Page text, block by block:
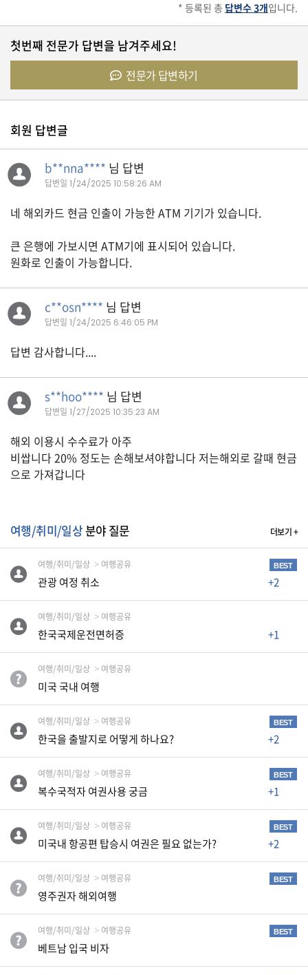
테
크
학/
건
취
미/
상
자
동
택
서
비
전
가
럼
미
활
TIP
질
문
하
기
공
지
* 등록된 총 답변수 3개입니다.
첫번째 전문가 답변을 남겨주세요!
전문가 답변하기
회원 답변글
b**nna**** 님 답변
답변일 1/24/2025 10:58:26 AM
네 해외카드 현금 인출이 가능한 ATM 기기가 있습니다.
큰 은행에 가보시면 ATM기에 표시되어 있습니다.
원화로 인출이 가능합니다.
c**osn**** 님 답변
답변일 1/24/2025 6:46:05 PM
답변 감사합니다....
s**hoo**** 님 답변
답변일 1/27/2025 10:35:23 AM
해외 이용시 수수료가 아주
비쌉니다 20% 정도는 손해보셔야합니다 저는해외로 갈때 현금
으로 가져갑니다
여행/취미/일상분야 질문 더보기 +
여행/취미/일상 여행공유 BEST
관광 여정 취소 +2
여행/취미/일상 여행공유
한국국제운전면허증 +1
여행/취미/일상 여행공유
미국 국내 여행
여행/취미/일상 여행공유 BEST
한국을 출발지로 어떻게 하나요? +2
여행/취미/일상 여행공유 BEST
복수국적자 여권사용 궁금 +1
여행/취미/일상 여행공유 BEST
미국내 항공편 탑승시 여권은 필요 없는가? +2
여행/취미/일상 여행공유 BEST
영주권자 해외여행
여행/취미/일상 여행공유 BEST
베트남 입국 비자